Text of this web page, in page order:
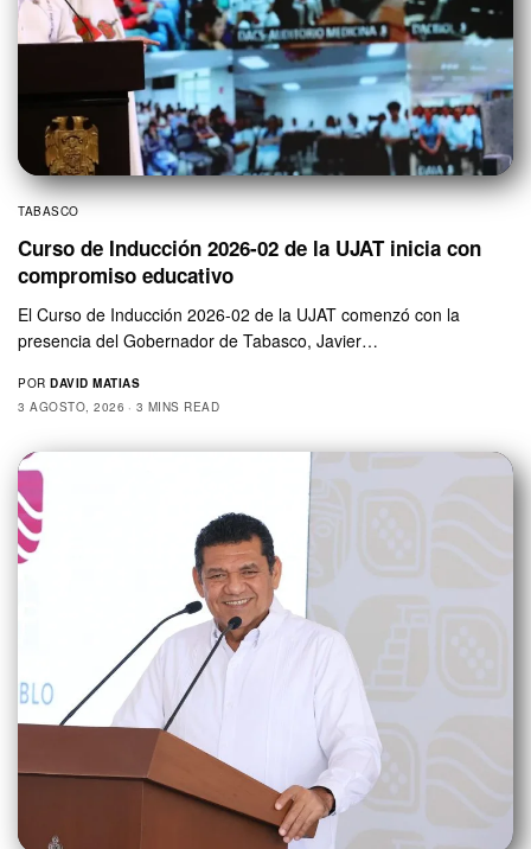
TABASCO
Curso de Inducción 2026-02 de la UJAT inicia con
compromiso educativo
El Curso de Inducción 2026-02 de la UJAT comenzó con la
presencia del Gobernador de Tabasco, Javier…
POR DAVID MATIAS
3 AGOSTO, 2026
3 MINS READ